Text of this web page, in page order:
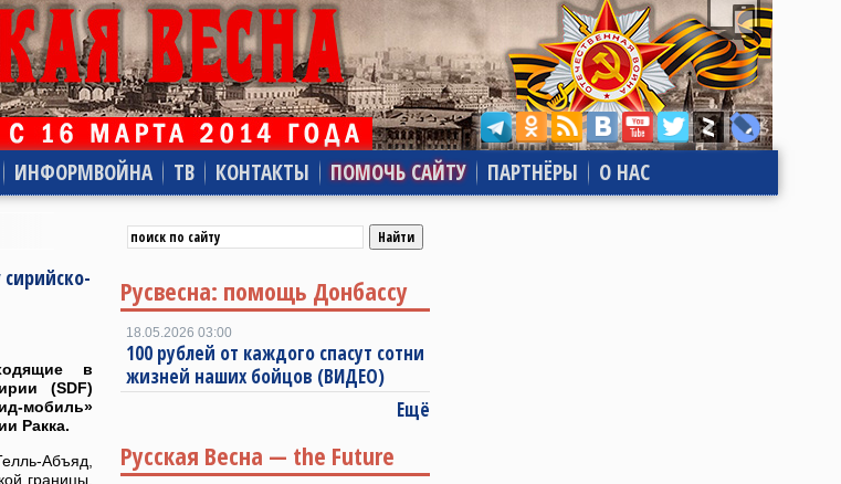
ИНФОРМВОЙНА ТВ КОНТАКТЫ ПОМОЧЬ САЙТУ ПАРТНЁРЫ О НАС
в
(SDF)
Ракка.
Абъяд,
границы,
Русвесна: помощь Донбассу
18.05.2026 03:00
100 рублей от каждого спасут сотни
жизней наших бойцов (ВИДЕО)
Ещё
Русская Весна — the Future